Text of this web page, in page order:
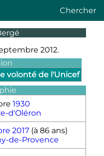
Chercher
2012.
volonté de l'Unicef
1930
d'Oléron
2017 (à 86 ans)
de-Provence